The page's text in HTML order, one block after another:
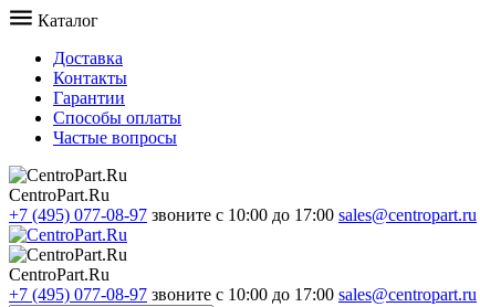
Каталог
Доставка
Контакты
Гарантии
Способы оплаты
Частые вопросы
CentroPart.Ru
+7 (495) 077-08-97 звоните с 10:00 до 17:00 sales@centropart.ru
CentroPart.Ru
+7 (495) 077-08-97 звоните с 10:00 до 17:00 sales@centropart.ru